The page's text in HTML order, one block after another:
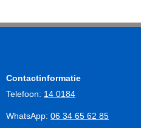
Contactinformatie
Telefoon: 14 0184
WhatsApp: 06 34 65 62 85